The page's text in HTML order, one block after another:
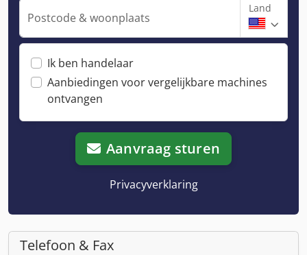
Postcode & woonplaats
Land
Ik ben handelaar
Aanbiedingen voor vergelijkbare machines
ontvangen
Aanvraag sturen
Privacyverklaring
Telefoon & Fax